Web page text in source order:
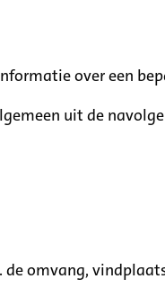
over een
uit de
omvang,